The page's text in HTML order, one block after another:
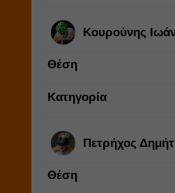
Κουρούνης
Θέση
Κατηγορία
Πετρήχος
Θέση